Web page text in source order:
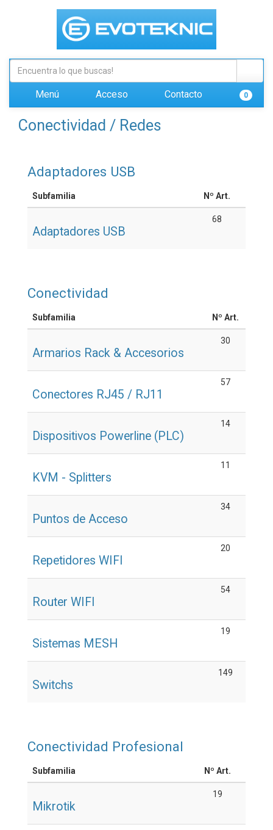
Menú Acceso Contacto 0
Conectividad / Redes
Adaptadores USB
Subfamilia Nº Art.
Adaptadores USB
68
Conectividad
Subfamilia Nº Art.
Armarios Rack & Accesorios
30
Conectores RJ45 / RJ11
57
Dispositivos Powerline (PLC)
14
KVM - Splitters
11
Puntos de Acceso
34
Repetidores WIFI
20
Router WIFI
54
Sistemas MESH
19
Switchs
149
Conectividad Profesional
Subfamilia Nº Art.
Mikrotik
19